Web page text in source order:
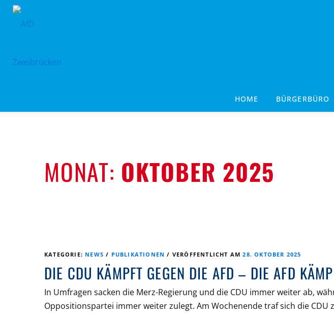
Zum
HOME BÜRGERBÜRO
MONAT: OKTOBER 2025
KATEGORIE: NEWS / PUBLIKATIONEN / VERÖFFENTLICHT AM28. OKTOBER 2025
DIE CDU KÄMPFT GEGEN DIE AFD – DIE AFD
In Umfragen sacken die Merz-Regierung und die CDU immer weiter ab,
Oppositionspartei immer weiter zulegt. Am Wochenende traf sich die CDU